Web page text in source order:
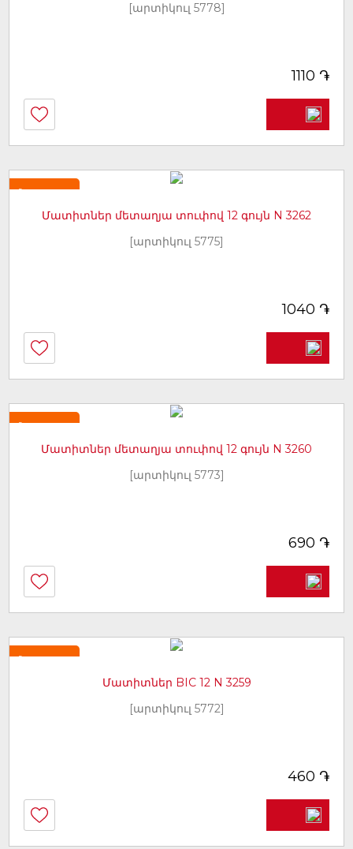
[արտիկուլ 5778]
1110 ֏
Նորույթ
Մատիտներ մետաղյա տուփով 12 գույն N 3262
[արտիկուլ 5775]
1040 ֏
Նորույթ
Մատիտներ մետաղյա տուփով 12 գույն N 3260
[արտիկուլ 5773]
690 ֏
Նորույթ
Մատիտներ BIC 12 N 3259
[արտիկուլ 5772]
460 ֏